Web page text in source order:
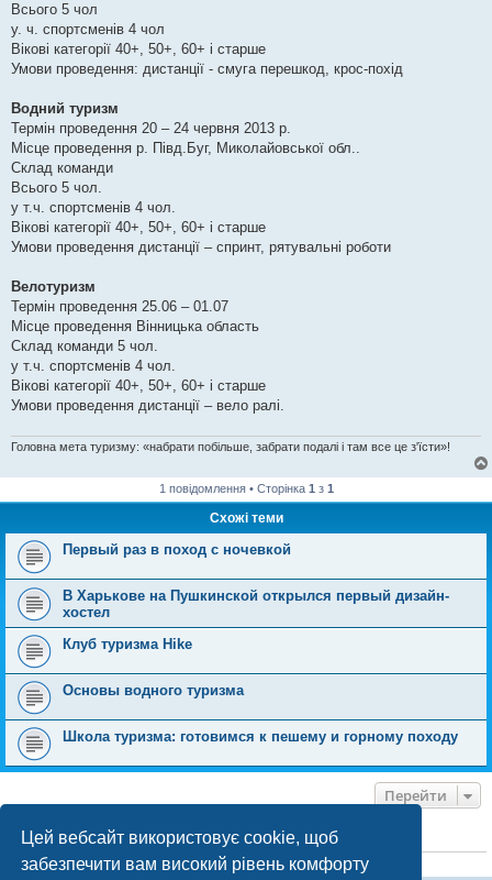
Цей вебсайт використовує cookie, щоб
забезпечити вам високий рівень комфорту
Всього 5 чол
у. ч. спортсменів 4 чол
Вікові категорії 40+, 50+, 60+ і старше
Умови проведення: дистанції - смуга перешкод, крос-похід
Водний туризм
Термін проведення 20 – 24 червня 2013 р.
Місце проведення р. Півд.Буг, Миколайовської обл..
Склад команди
Всього 5 чол.
у т.ч. спортсменів 4 чол.
Вікові категорії 40+, 50+, 60+ і старше
Умови проведення дистанції – спринт, рятувальні роботи
Велотуризм
Термін проведення 25.06 – 01.07
Місце проведення Вінницька область
Склад команди 5 чол.
у т.ч. спортсменів 4 чол.
Вікові категорії 40+, 50+, 60+ і старше
Умови проведення дистанції – вело ралі.
Головна мета туризму: «набрати побільше, забрати подалі і там все це з'їсти»!
1 повідомлення • Сторінка 1 з 1
Схожі теми
Первый раз в поход с ночевкой
В Харькове на Пушкинской открылся первый дизайн-
хостел
Клуб туризма Hike
Основы водного туризма
Школа туризма: готовимся к пешему и горному походу
Перейти
ХТО ЗАРАЗ ОНЛАЙН
Зараз переглядають цей форум:ClaudeBot [бот ШІ]і 2 гостей